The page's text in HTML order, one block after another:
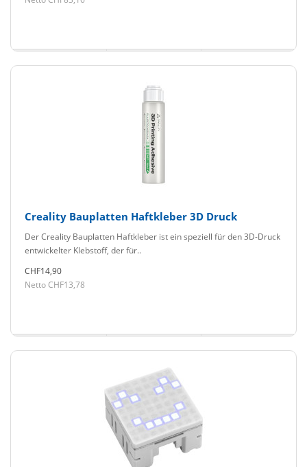
Creality Bauplatten Haftkleber 3D Druck
Der Creality Bauplatten Haftkleber ist ein speziell für den 3D-Druck
entwickelter Klebstoff, der für..
CHF14,90
Netto CHF13,78